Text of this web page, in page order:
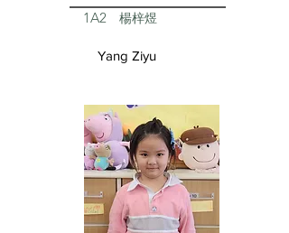
1A2 楊梓煜
Yang Ziyu